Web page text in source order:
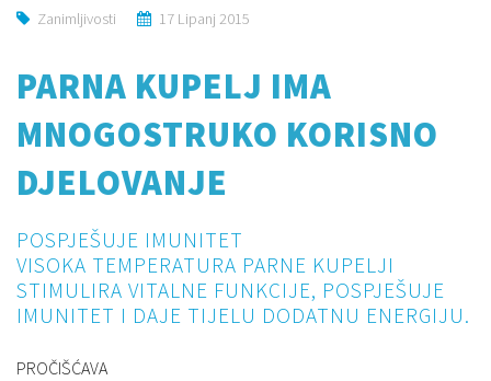
Zanimljivosti 17 Lipanj 2015
PARNA KUPELJ IMA
MNOGOSTRUKO KORISNO
DJELOVANJE
POSPJEŠUJE IMUNITET
VISOKA TEMPERATURA PARNE KUPELJI
STIMULIRA VITALNE FUNKCIJE, POSPJEŠUJE
IMUNITET I DAJE TIJELU DODATNU ENERGIJU.
PROČIŠĆAVA